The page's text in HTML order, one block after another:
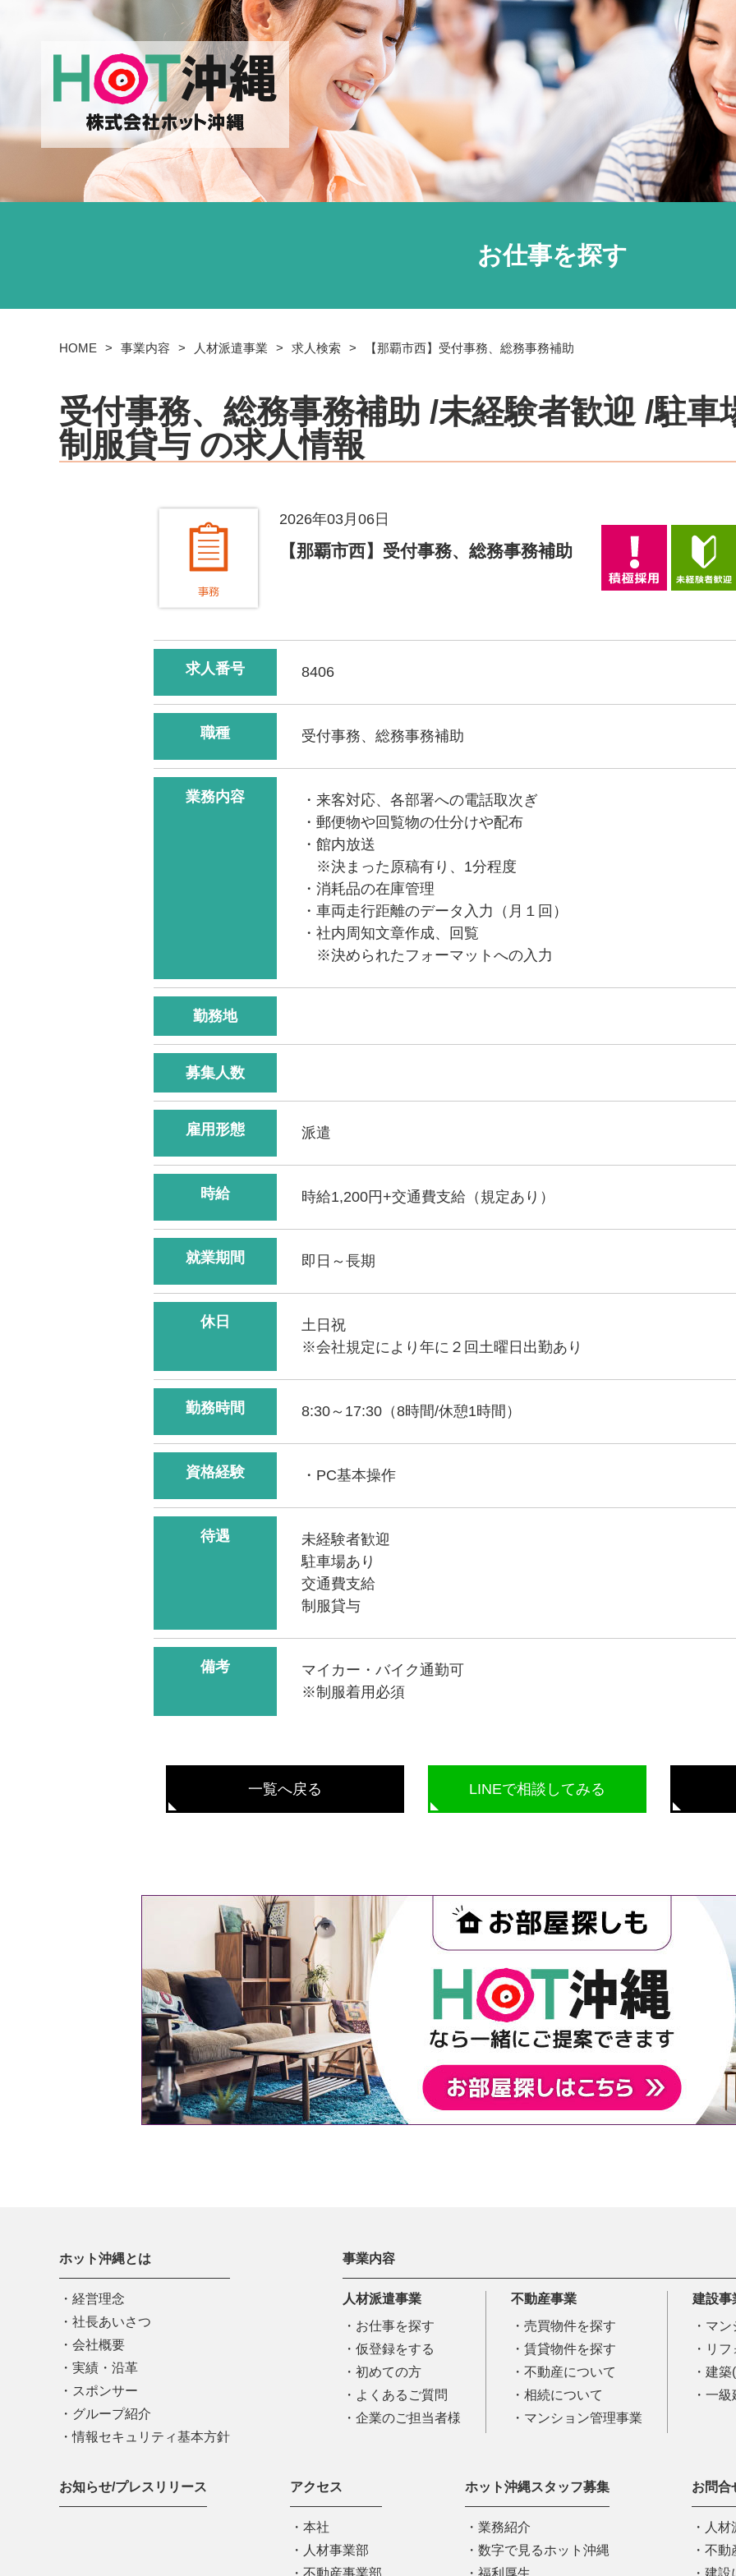
お仕事を探す
HOME 事業内容 人材派遣事業 求人検索 【那覇市西】受付事務、総務事務補助
受付事務、総務事務補助 /未経験者歓迎/駐車
制服貸与 の求人情報
2026年03月06日
【那覇市西】受付事務、総務事務補助
求人番号 8406
職種 受付事務、総務事務補助
業務内容
・来客対応、各部署への電話取次ぎ
・郵便物や回覧物の仕分けや配布
・館内放送
※決まった原稿有り、1分程度
・消耗品の在庫管理
・車両走行距離のデータ入力（月１回）
・社内周知文章作成、回覧
※決められたフォーマットへの入力
勤務地
募集人数
雇用形態 派遣
時給 時給1,200円+交通費支給（規定あり）
就業期間 即日～長期
休日
土日祝
※会社規定により年に２回土曜日出勤あり
勤務時間 8:30～17:30（8時間/休憩1時間）
資格経験 ・PC基本操作
待遇
未経験者歓迎
駐車場あり
交通費支給
制服貸与
備考
マイカー・バイク通勤可
※制服着用必須
一覧へ戻る LINEで相談してみる
ホット沖縄とは
経営理念
社長あいさつ
会社概要
実績・沿革
スポンサー
グループ紹介
情報セキュリティ基本方針
事業内容
人材派遣事業
お仕事を探す
仮登録をする
初めての方
よくあるご質問
企業のご担当者様
不動産事業
売買物件を探す
賃貸物件を探す
不動産について
相続について
マンション管理事業
建設事
マン
リ
建築
一級
お知らせ/プレスリリース アクセス
本社
人材事業部
不動産事業部
ホット沖縄スタッフ募集
業務紹介
数字で見るホット沖縄
福利厚生
お問合
人
不動
建設